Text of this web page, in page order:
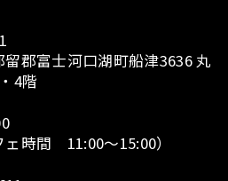
留郡富士河口湖町船津3636 丸
4階
ェ時間 11:00～15:00）